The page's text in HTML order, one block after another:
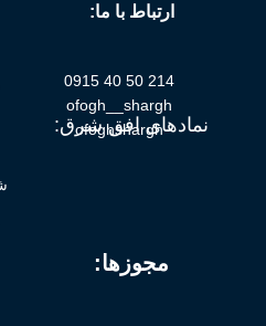
ارتباط با ما:
214 50 40 0915
ofogh__shargh
ofoghshargh
نمادهای افق شرق:
مجوزها: